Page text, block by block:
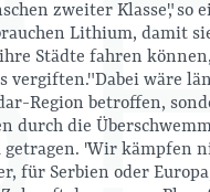
zweiter Klasse", so
Lithium, damit
Städte fahren können,
vergiften." Dabei wäre
Region betroffen,
durch die
getragen. "Wir kämpfen
für Serbien oder